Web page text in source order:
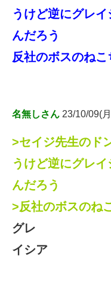
うけど逆にグレ
んだろう
反社のボスのね
名無しさん 23/10/09(
>セイジ先生のド
うけど逆にグレ
んだろう
>反社のボスのね
グレ
イシア